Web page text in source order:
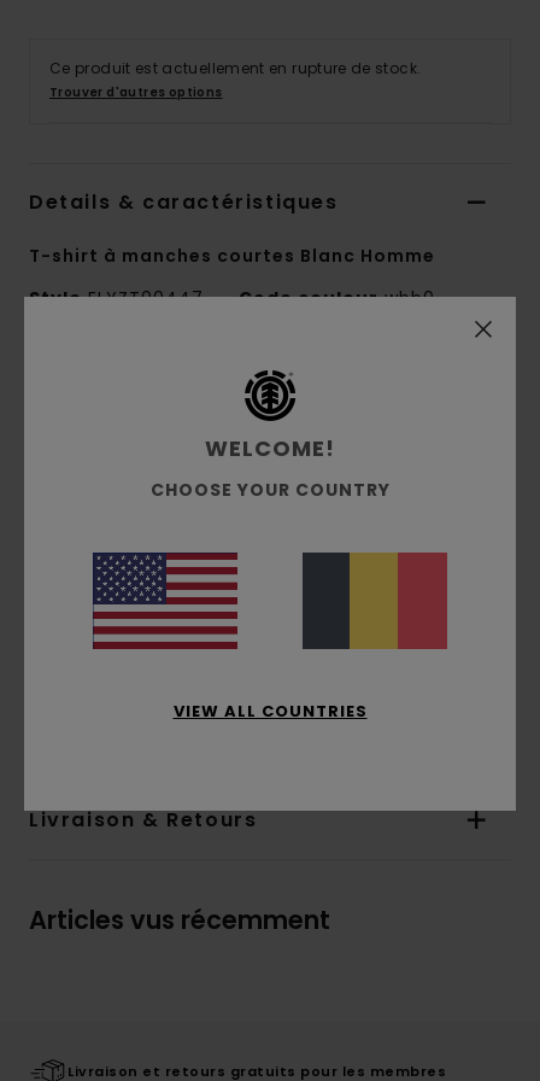
Ce produit est actuellement en rupture de stock.
Trouver d'autres options
Details & caractéristiques
T-shirt à manches courtes Blanc Homme
StyleELYZT00447 Code couleurwbb0
Jersey 100% en coton biologique
Col :col rond
Manches :manches courtes
Logotage :Imprimé avec encre à base d'eau
sur la poitrine et dans le dos
Livraison & Retours
Articles vus récemment
Livraison et retours gratuits pour les membres
WELCOME!
CHOOSE YOUR COUNTRY
VIEW ALL COUNTRIES